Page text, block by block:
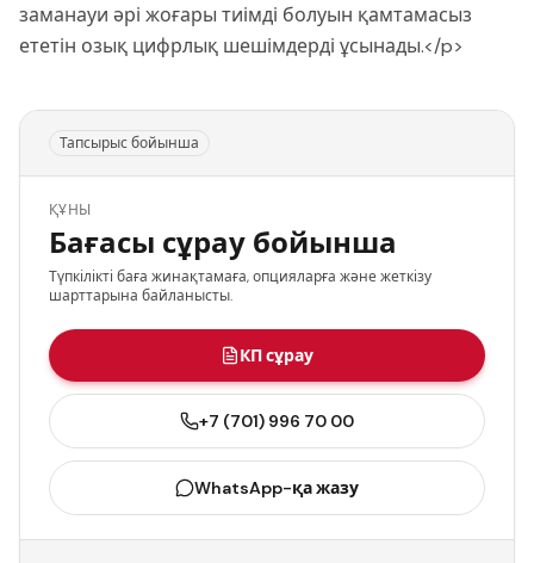
заманауи әрі жоғары тиімді болуын қамтамасыз
ететін озық цифрлық шешімдерді ұсынады.</p>
Тапсырыс бойынша
ҚҰНЫ
Бағасы сұрау бойынша
Түпкілікті баға жинақтамаға, опцияларға және жеткізу
шарттарына байланысты.
КП сұрау
+7 (701) 996 70 00
WhatsApp-қа жазу